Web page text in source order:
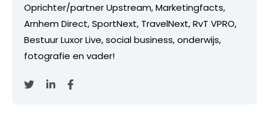
Oprichter/partner Upstream, Marketingfacts,
Arnhem Direct, SportNext, TravelNext, RvT VPRO,
Bestuur Luxor Live, social business, onderwijs,
fotografie en vader!